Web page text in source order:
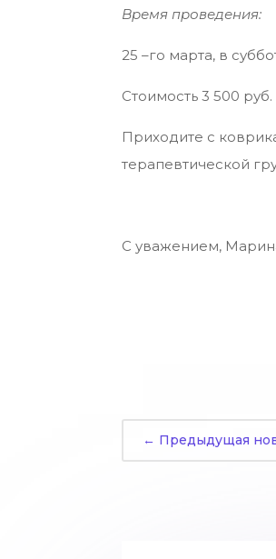
Время проведения:
25 –го марта, в
Стоимость 3 500 руб.
Приходите с
терапевтической
С уважением,
← Предыдущая